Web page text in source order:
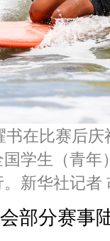
在比赛后
学生（青年
新华社记者
部分赛事